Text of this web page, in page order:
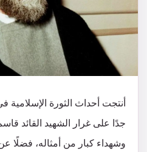
أنتجت أحداث الثورة
جدًا على غرار الشهيد القائد
وشهداء كبار من أمثاله، فضلًا